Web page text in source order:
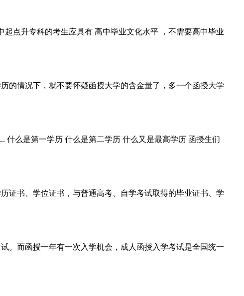
点升专科的考生应具有 高中毕业文化水平 ，不需要高中毕业
的情况下，就不要怀疑函授大学的含金量了，多一个函授大学
什么是第一学历 什么是第二学历 什么又是最高学历 函授生们
证书、学位证书，与普通高考、自学考试取得的毕业证书、学
。而函授一年有一次入学机会，成人函授入学考试是全国统一